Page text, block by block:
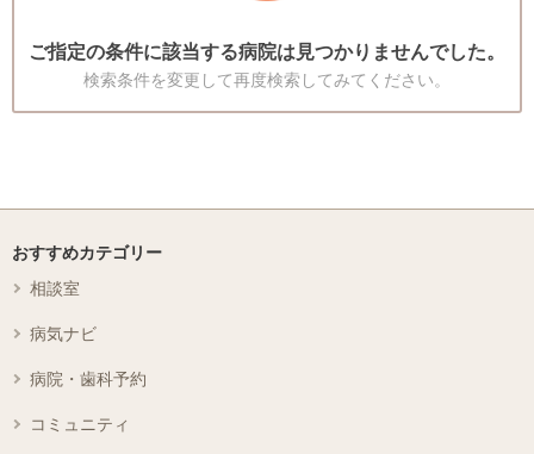
ご指定の条件に該当する病院は見つかりませんでした。
検索条件を変更して再度検索してみてください。
おすすめカテゴリー
相談室
病気ナビ
病院・歯科予約
コミュニティ